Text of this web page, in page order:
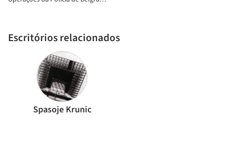
Escritórios relacionados
Spasoje Krunic